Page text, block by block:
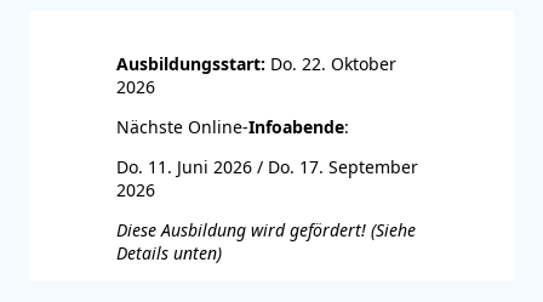
Ausbildungsstart: Do. 22. Oktober
2026
Nächste Online-Infoabende:
Do. 11. Juni 2026 / Do. 17. September
2026
Diese Ausbildung wird gefördert! (Siehe
Details unten)